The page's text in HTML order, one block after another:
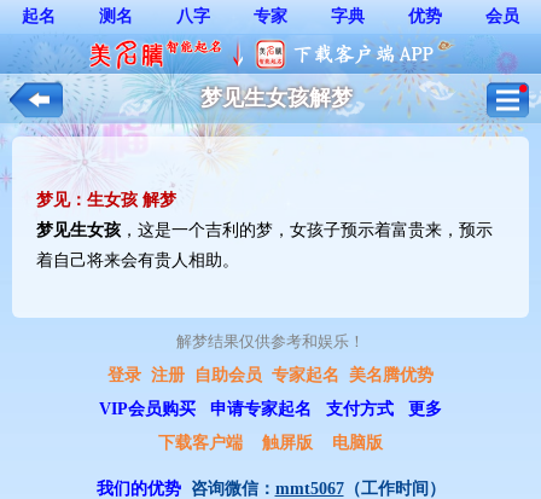
起名 测名 八字 专家 字典 优势 会员
梦见生女孩解梦
梦见：生女孩 解梦
梦见生女孩 ，这是一个吉利的梦，女孩子预示着富贵来，预示
着自己将来会有贵人相助。
解梦结果仅供参考和娱乐！
登录 注册 自助会员 专家起名 美名腾优势
VIP会员购买
申请专家起名 支付方式
更多
下载客户端
触屏版 电脑版
我们的优势 咨询微信： mmt5067（工作时间）